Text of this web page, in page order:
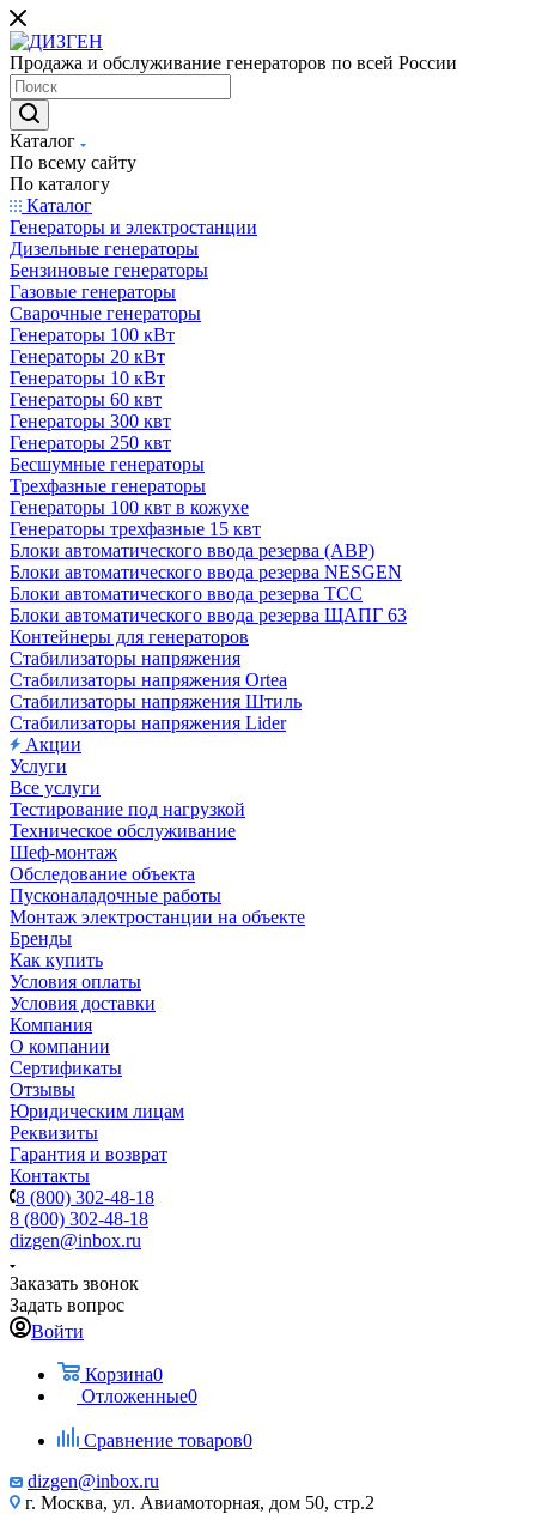
Продажа и обслуживание генераторов по всей России
Каталог
По всему сайту
По каталогу
Каталог
Генераторы и электростанции
Дизельные генераторы
Бензиновые генераторы
Газовые генераторы
Сварочные генераторы
Генераторы 100 кВт
Генераторы 20 кВт
Генераторы 10 кВт
Генераторы 60 квт
Генераторы 300 квт
Генераторы 250 квт
Бесшумные генераторы
Трехфазные генераторы
Генераторы 100 квт в кожухе
Генераторы трехфазные 15 квт
Блоки автоматического ввода резерва (АВР)
Блоки автоматического ввода резерва NESGEN
Блоки автоматического ввода резерва ТСС
Блоки автоматического ввода резерва ЩАПГ 63
Контейнеры для генераторов
Стабилизаторы напряжения
Стабилизаторы напряжения Ortea
Стабилизаторы напряжения Штиль
Стабилизаторы напряжения Lider
Акции
Услуги
Все услуги
Тестирование под нагрузкой
Техническое обслуживание
Шеф-монтаж
Обследование объекта
Пусконаладочные работы
Монтаж электростанции на объекте
Бренды
Как купить
Условия оплаты
Условия доставки
Компания
О компании
Сертификаты
Отзывы
Юридическим лицам
Реквизиты
Гарантия и возврат
Контакты
8 (800) 302-48-18
8 (800) 302-48-18
dizgen@inbox.ru
Заказать звонок
Задать вопрос
Войти
Корзина0
Отложенные0
Сравнение товаров0
dizgen@inbox.ru
г. Москва, ул. Авиамоторная, дом 50, стр.2